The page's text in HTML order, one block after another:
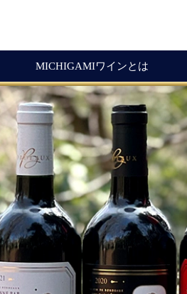
MICHIGAMIワインとは
ョンカード
ークリング
イン）
クション
ワインギフト
レギュラーサイ
マグナムボトル
頒布会
MICHIGAMIワ
ック
ラトゥース
ンサン
ラルダン
ク
メルマガ
ソムリエの追言
古武士（ものの
愚息の独り言